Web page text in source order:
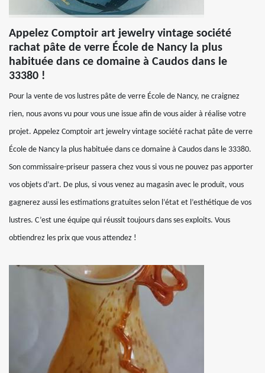
Appelez Comptoir art jewelry vintage société
rachat pâte de verre École de Nancy la plus
habituée dans ce domaine à Caudos dans le
33380 !
Pour la vente de vos lustres pâte de verre École de Nancy, ne craignez
rien, nous avons vu pour vous une issue afin de vous aider à réalise votre
projet. Appelez Comptoir art jewelry vintage société rachat pâte de verre
École de Nancy la plus habituée dans ce domaine à Caudos dans le 33380.
Son commissaire-priseur passera chez vous si vous ne pouvez pas apporter
vos objets d’art. De plus, si vous venez au magasin avec le produit, vous
gagnerez aussi les estimations gratuites selon l’état et l’esthétique de vos
lustres. C’est une équipe qui réussit toujours dans ses exploits. Vous
obtiendrez les prix que vous attendez !